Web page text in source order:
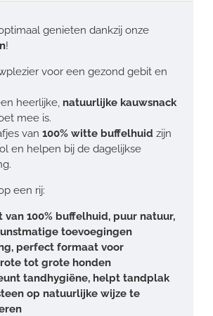
genieten dankzij onze
!
voor een gezond gebit en
heerlijke, natuurlijke kauwsnack
mee is.
van 100% witte buffelhuid zijn
en helpen bij de dagelijkse
een rij:
van 100% buffelhuid, puur natuur,
toevoegingen
perfect formaat voor
tot grote honden
tandhygiëne, helpt tandplak
op natuurlijke wijze te